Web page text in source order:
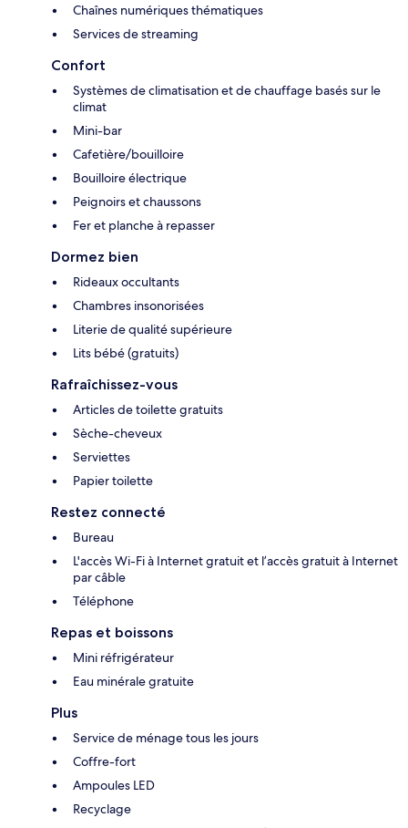
Chaînes numériques thématiques
Services de streaming
Confort
Systèmes de climatisation et de chauffage basés sur le
climat
Mini-bar
Cafetière/bouilloire
Bouilloire électrique
Peignoirs et chaussons
Fer et planche à repasser
Dormez bien
Rideaux occultants
Chambres insonorisées
Literie de qualité supérieure
Lits bébé (gratuits)
Rafraîchissez-vous
Articles de toilette gratuits
Sèche-cheveux
Serviettes
Papier toilette
Restez connecté
Bureau
L'accès Wi-Fi à Internet gratuit et l’accès gratuit à Internet
par câble
Téléphone
Repas et boissons
Mini réfrigérateur
Eau minérale gratuite
Plus
Service de ménage tous les jours
Coffre-fort
Ampoules LED
Recyclage